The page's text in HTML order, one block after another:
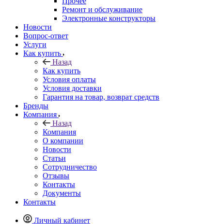
Ремонт и обслуживание
Электронные конструкторы
Новости
Вопрос-ответ
Услуги
Как купить
Назад
Как купить
Условия оплаты
Условия доставки
Гарантия на товар, возврат средств
Бренды
Компания
Назад
Компания
О компании
Новости
Статьи
Сотрудничество
Отзывы
Контакты
Документы
Контакты
Личный кабинет